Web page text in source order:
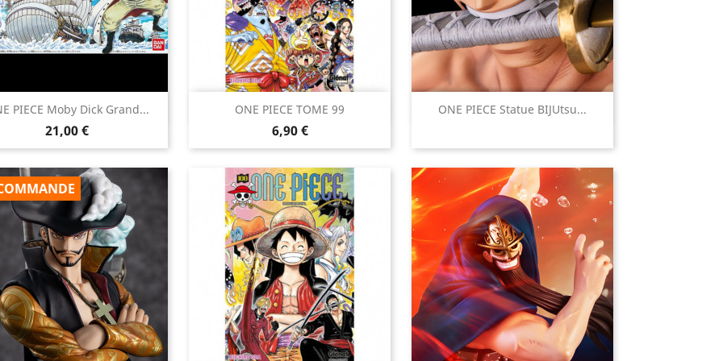
PIECE Moby Dick Grand...
Prix
21,00 €
Aperçu rapide ONE PIECE TOME 99
Prix
6,90 €
 Aperçu rapide ONE PIECE Statue BIJUtsu...
Aperçu rapide